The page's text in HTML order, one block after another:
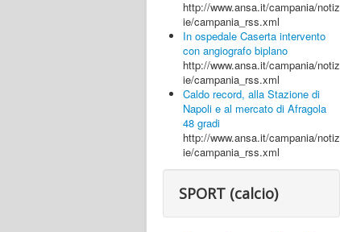
http://www.ansa.it/campania/notiz
ie/campania_rss.xml
In ospedale Caserta intervento
con angiografo biplano
http://www.ansa.it/campania/notiz
ie/campania_rss.xml
Caldo record, alla Stazione di
Napoli e al mercato di Afragola
48 gradi
http://www.ansa.it/campania/notiz
ie/campania_rss.xml
SPORT (calcio)